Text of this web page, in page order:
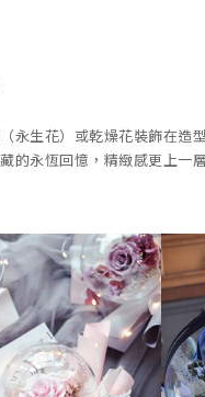
永生花）或乾燥花裝飾在造
的永恆回憶，精緻感更上一